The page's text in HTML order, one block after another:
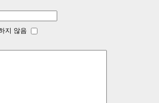
지 않음